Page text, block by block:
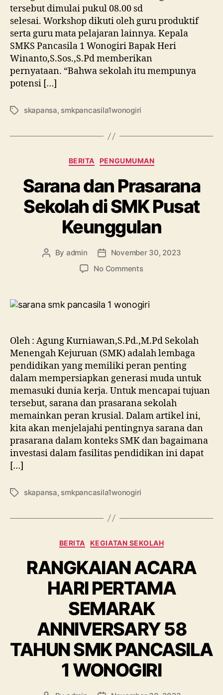
tersebut dimulai pukul 08.00 sd
selesai. Workshop dikuti oleh guru produktif
serta guru mata pelajaran lainnya. Kepala
SMKS Pancasila 1 Wonogiri Bapak Heri
Winanto,S.Sos.,S.Pd memberikan
pernyataan. “Bahwa sekolah itu mempunya
potensi […]
skapansa, smkpancasila1wonogiri
BERITA PENGUMUMAN
Sarana dan Prasarana
Sekolah di SMK Pusat
Keunggulan
By admin
November 30, 2023
No Comments
Oleh : Agung Kurniawan,S.Pd.,M.Pd Sekolah
Menengah Kejuruan (SMK) adalah lembaga
pendidikan yang memiliki peran penting
dalam mempersiapkan generasi muda untuk
memasuki dunia kerja. Untuk mencapai tujuan
tersebut, sarana dan prasarana sekolah
memainkan peran krusial. Dalam artikel ini,
kita akan menjelajahi pentingnya sarana dan
prasarana dalam konteks SMK dan bagaimana
investasi dalam fasilitas pendidikan ini dapat
[…]
skapansa, smkpancasila1wonogiri
BERITA KEGIATAN SEKOLAH
RANGKAIAN ACARA
HARI PERTAMA
SEMARAK
ANNIVERSARY 58
TAHUN SMK PANCASILA
1 WONOGIRI